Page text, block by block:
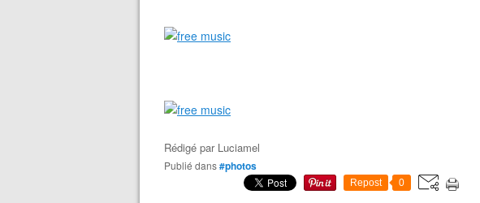
Rédigé par Luciamel
Publié dans#photos
Repost 0